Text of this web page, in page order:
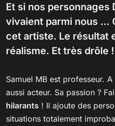
Et si nos personnages
vivaient parmi nous …
cet artiste. Le résultat
réalisme. Et très drôle !
Samuel MB est professeur.
aussi acteur. Sa passion ?
hilarants ! Il ajoute des
situations totalement